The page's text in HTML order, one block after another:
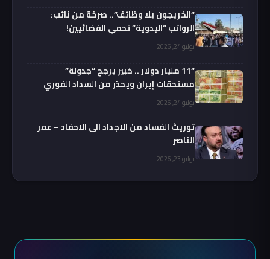
“الخريجون بلا وظائف”.. صرخة من نائب:
الرواتب “اليدوية” تحمي الفضائيين!
يوليو 24, 2026
“11 مليار دولار .. خبير يرجح “جدولة”
مستحقات إيران ويحذر من السداد الفوري
يوليو 24, 2026
توريث الفساد من الاجداد الى الاحفاد – عمر
الناصر
يوليو 23, 2026